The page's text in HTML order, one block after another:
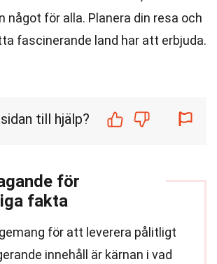
något för alla. Planera din resa och
fascinerande land har att erbjuda.
till hjälp?
för
fakta
för att leverera pålitligt
innehåll är kärnan i vad